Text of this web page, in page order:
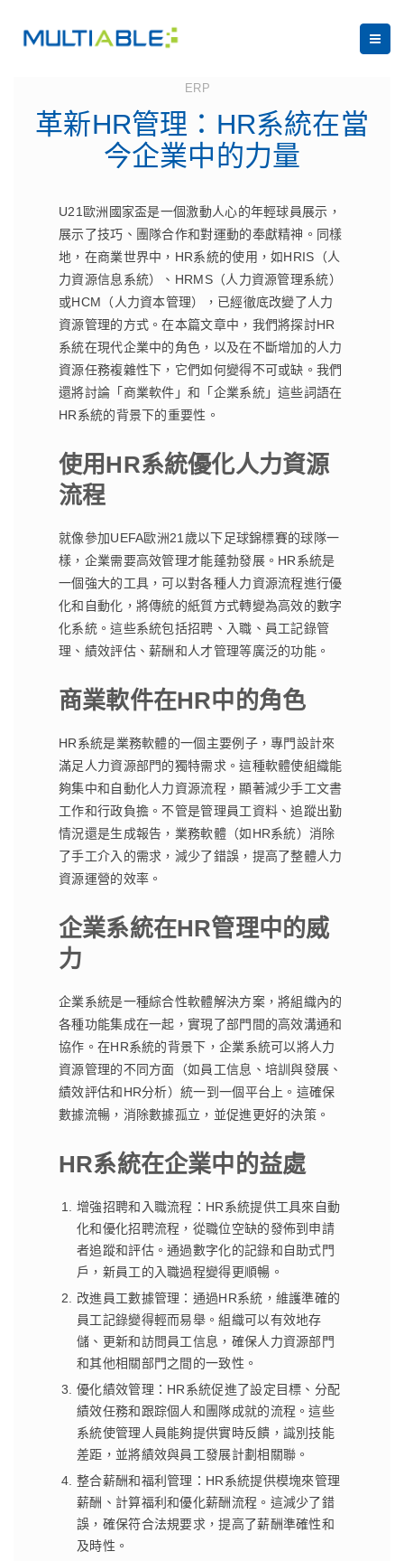
ERP
革新HR管理：HR系統在當
今企業中的力量
U21歐洲國家盃是一個激動人心的年輕球員展示，
展示了技巧、團隊合作和對運動的奉獻精神。同樣
地，在商業世界中，HR系統的使用，如HRIS（人
力資源信息系統）、HRMS（人力資源管理系統）
或HCM（人力資本管理），已經徹底改變了人力
資源管理的方式。在本篇文章中，我們將探討HR
系統在現代企業中的角色，以及在不斷增加的人力
資源任務複雜性下，它們如何變得不可或缺。我們
還將討論「商業軟件」和「企業系統」這些詞語在
HR系統的背景下的重要性。
使用HR系統優化人力資源
流程
就像參加UEFA歐洲21歲以下足球錦標賽的球隊一
樣，企業需要高效管理才能蓬勃發展。HR系統是
一個強大的工具，可以對各種人力資源流程進行優
化和自動化，將傳統的紙質方式轉變為高效的數字
化系統。這些系統包括招聘、入職、員工記錄管
理、績效評估、薪酬和人才管理等廣泛的功能。
商業軟件在HR中的角色
HR系統是業務軟體的一個主要例子，專門設計來
滿足人力資源部門的獨特需求。這種軟體使組織能
夠集中和自動化人力資源流程，顯著減少手工文書
工作和行政負擔。不管是管理員工資料、追蹤出勤
情況還是生成報告，業務軟體（如HR系統）消除
了手工介入的需求，減少了錯誤，提高了整體人力
資源運營的效率。
企業系統在HR管理中的威
力
企業系統是一種綜合性軟體解決方案，將組織內的
各種功能集成在一起，實現了部門間的高效溝通和
協作。在HR系統的背景下，企業系統可以將人力
資源管理的不同方面（如員工信息、培訓與發展、
績效評估和HR分析）統一到一個平台上。這確保
數據流暢，消除數據孤立，並促進更好的決策。
HR系統在企業中的益處
增強招聘和入職流程：HR系統提供工具來自動
化和優化招聘流程，從職位空缺的發佈到申請
者追蹤和評估。通過數字化的記錄和自助式門
戶，新員工的入職過程變得更順暢。
改進員工數據管理：通過HR系統，維護準確的
員工記錄變得輕而易舉。組織可以有效地存
儲、更新和訪問員工信息，確保人力資源部門
和其他相關部門之間的一致性。
優化績效管理：HR系統促進了設定目標、分配
績效任務和跟踪個人和團隊成就的流程。這些
系統使管理人員能夠提供實時反饋，識別技能
差距，並將績效與員工發展計劃相關聯。
整合薪酬和福利管理：HR系統提供模塊來管理
薪酬、計算福利和優化薪酬流程。這減少了錯
誤，確保符合法規要求，提高了薪酬準確性和
及時性。